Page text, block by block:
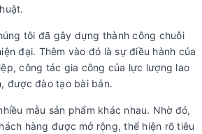
tôi đã gây dựng thành công chuỗi
đại. Thêm vào đó là sự điều hành của
công tác gia công của lực lượng lao
được đào tạo bài bản.
mẫu sản phẩm khác nhau. Nhờ đó,
hàng được mở rộng, thể hiện rõ tiêu